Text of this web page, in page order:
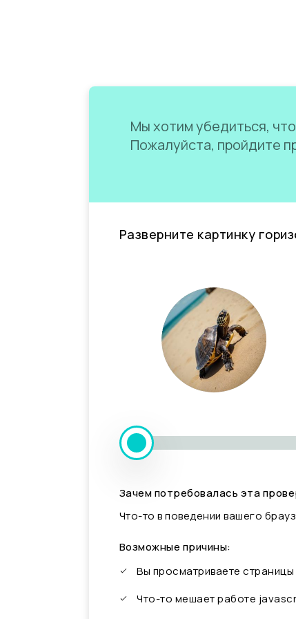
Мы хотим убедиться,
Пожалуйста, пройдите
Разверните картинку
Зачем потребовалась эта
Что-то в поведении вашего
Возможные причины:
Вы просматриваете
Что-то мешает работе